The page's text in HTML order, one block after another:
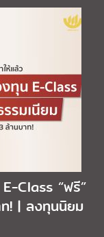
Class “ฟรี”
! | ลงทุนนิยม